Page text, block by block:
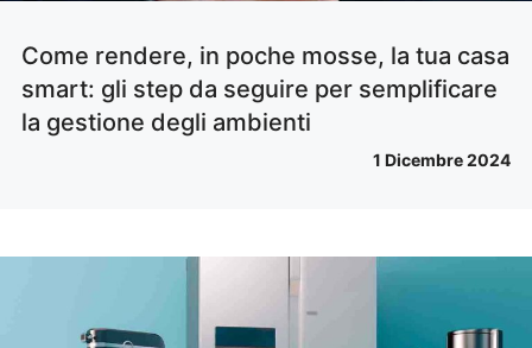
Come rendere, in poche mosse, la tua casa
smart: gli step da seguire per semplificare
la gestione degli ambienti
1 Dicembre 2024